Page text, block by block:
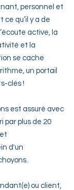
personnel et
ce qu’il y a de
active, la
et la
se cache
un portail
clés !
est assuré avec
par plus de 20
d'un
ou client,